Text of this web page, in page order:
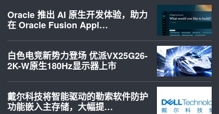
Oracle 推出 AI 原生开发体验，助力
在 Oracle Fusion Appl…
白色电竞新势力登场 优派VX25G26-
2K-W原生180Hz显示器上市
戴尔科技将智能驱动的勒索软件防护
功能嵌入主存储，大幅提…